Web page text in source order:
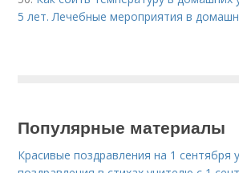
5 лет. Лечебные мероприятия в
Популярные материалы
Красивые поздравления на 1 сентября